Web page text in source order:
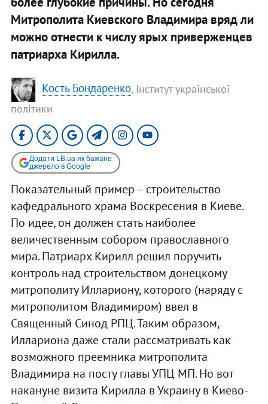
Митрополита Киевского Владимира вряд ли
можно отнести к числу ярых приверженцев
патриарха Кирилла.
Кость Бондаренко, Інститут української
політики
Додати LB.ua як бажане
джерело в Google
Показательный пример – строительство
кафедрального храма Воскресения в Киеве.
По идее, он должен стать наиболее
величественным собором православного
мира. Патриарх Кирилл решил поручить
контроль над строительством донецкому
митрополиту Иллариону, которого (наряду с
митрополитом Владимиром) ввел в
Священный Синод РПЦ. Таким образом,
Иллариона даже стали рассматривать как
возможного преемника митрополита
Владимира на посту главы УПЦ МП. Но вот
накануне визита Кирилла в Украину в Киево-